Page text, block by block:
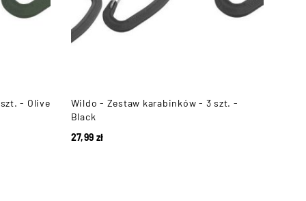
- Olive
Wildo - Zestaw karabinków - 3 szt. -
Black
27,99 zł